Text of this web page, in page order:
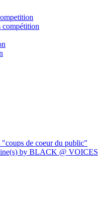
compétition
"coups de coeur du public"
by BLACK @ VOICES